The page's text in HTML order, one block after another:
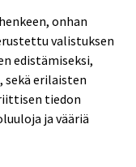
onhan
valistuksen
edistämiseksi,
sekä erilaisten
tiedon
ja vääriä